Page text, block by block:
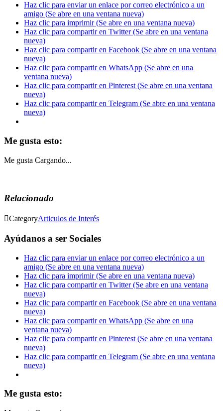
Haz clic para enviar un enlace por correo electrónico a un
amigo (Se abre en una ventana nueva)
Haz clic para imprimir (Se abre en una ventana nueva)
Haz clic para compartir en Twitter (Se abre en una ventana
nueva)
Haz clic para compartir en Facebook (Se abre en una ventana
nueva)
Haz clic para compartir en WhatsApp (Se abre en una
ventana nueva)
Haz clic para compartir en Pinterest (Se abre en una ventana
nueva)
Haz clic para compartir en Telegram (Se abre en una ventana
nueva)
Me gusta esto:
Me gusta Cargando...
Relacionado
CategoryArticulos de Interés
Ayúdanos a ser Sociales
Haz clic para enviar un enlace por correo electrónico a un
amigo (Se abre en una ventana nueva)
Haz clic para imprimir (Se abre en una ventana nueva)
Haz clic para compartir en Twitter (Se abre en una ventana
nueva)
Haz clic para compartir en Facebook (Se abre en una ventana
nueva)
Haz clic para compartir en WhatsApp (Se abre en una
ventana nueva)
Haz clic para compartir en Pinterest (Se abre en una ventana
nueva)
Haz clic para compartir en Telegram (Se abre en una ventana
nueva)
Me gusta esto: